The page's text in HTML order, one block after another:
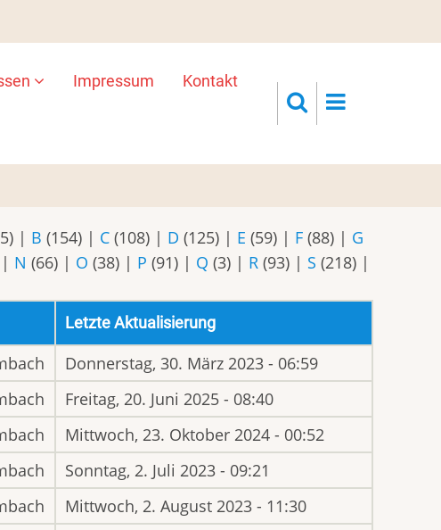
Impressum Kontakt
| B (154) | C (108) | D (125) | E (59) | F (88) | G
| N (66) | O (38) | P (91) | Q (3) | R (93) | S (218) |
Letzte Aktualisierung
Donnerstag, 30. März 2023 - 06:59
Freitag, 20. Juni 2025 - 08:40
Mittwoch, 23. Oktober 2024 - 00:52
Sonntag, 2. Juli 2023 - 09:21
Mittwoch, 2. August 2023 - 11:30